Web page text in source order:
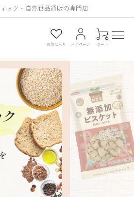
ック・自然食品通販の専門店
お気に入り マイページ カート
0